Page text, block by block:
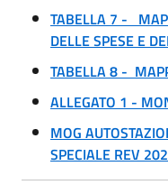
TABELLA 7 -
DELLE SPESE E
TABELLA 8 -
ALLEGATO 1 -
MOG
SPECIALE REV